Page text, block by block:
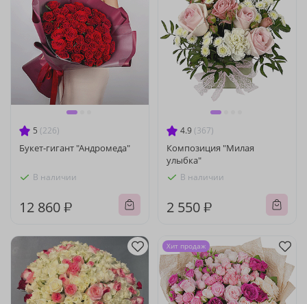
5 (226)
Букет-гигант "Андромеда"
В наличии
12 860 ₽
4.9 (367)
Композиция "Милая
улыбка"
В наличии
2 550 ₽
Хит продаж